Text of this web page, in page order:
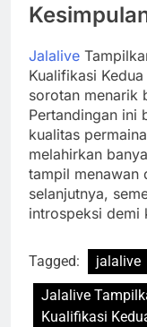
Jalalive
Kualifikasi
sorotan menarik
Pertandingan ini
kualitas
melahirkan
tampil menawan
selanjutnya,
introspeksi demi
Tagged:
jalalive
Jalalive
Kualifikasi